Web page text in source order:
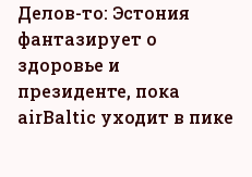
Делов-то: Эстония
фантазирует о
здоровье и
президенте, пока
airBaltic уходит в пике